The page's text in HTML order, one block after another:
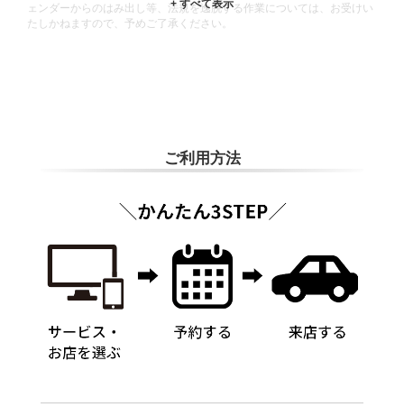
ェンダーからのはみ出し等、法規を逸脱する作業については、お受けい
たしかねますので、予めご了承ください。
ご利用方法